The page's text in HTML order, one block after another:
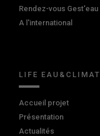
Rendez-vous Gest'eau
A l'international
LIFE EAU&CLIMAT
Accueil projet
Présentation
Actualités